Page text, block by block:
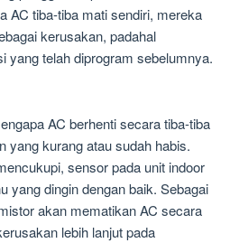
AC tiba-tiba mati sendiri, mereka
kerusakan, padahal
yang telah diprogram sebelumnya.
AC berhenti secara tiba-tiba
yang kurang atau sudah habis.
sensor pada unit indoor
yang dingin dengan baik. Sebagai
akan mematikan AC secara
lebih lanjut pada